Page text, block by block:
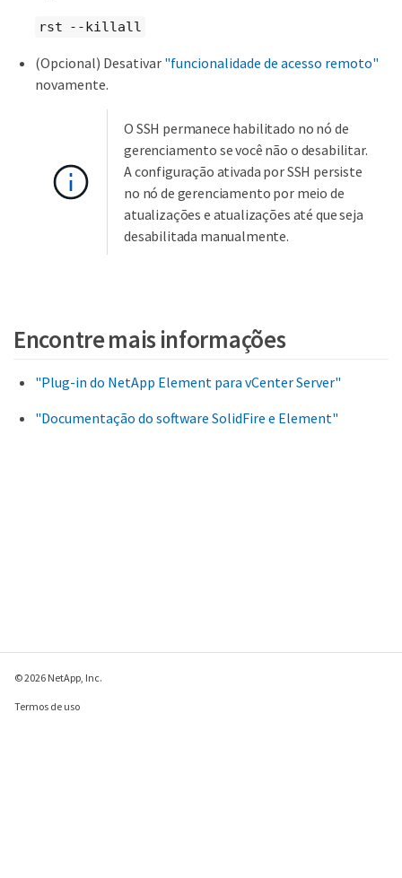
rst --killall
(Opcional) Desativar "funcionalidade de acesso remoto"
novamente.
O SSH permanece habilitado no nó de
gerenciamento se você não o desabilitar.
A configuração ativada por SSH persiste
no nó de gerenciamento por meio de
atualizações e atualizações até que seja
desabilitada manualmente.
Encontre mais informações
"Plug-in do NetApp Element para vCenter Server"
"Documentação do software SolidFire e Element"
© 2026 NetApp, Inc.
Termos de uso